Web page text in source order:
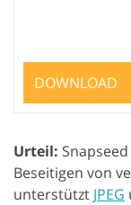
DOWNLOAD
Urteil:
Beseitigen von
unterstützt JPEG